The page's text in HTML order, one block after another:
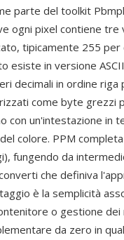
parte del toolkit
ogni pixel contiene
tipicamente 255 per
esiste in versione
decimali in ordine riga
come byte grezzi
con un'intestazione in
colore. PPM
fungendo da
che definiva
è la semplicità
o gestione
da zero in